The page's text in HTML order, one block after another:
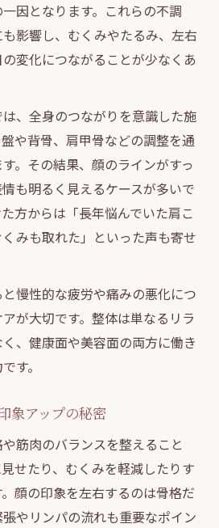
因となります。これらの不調
影響し、むくみやたるみ、左右
変化につながることが少なくあ
、全身のつながりを意識した施
や背骨、肩甲骨などの調整を通
。その結果、顔のラインがすっ
も明るく見えるケースが多いで
方からは「長年悩んでいた肩こ
みも取れた」といった声も寄せ
慢性的な疲労や痛みの悪化につ
が大切です。整体は単なるリラ
、健康面や美容面の両方に働き
す。
象アップの秘密
筋肉のバランスを整えること
せたり、むくみを軽減したりす
顔の印象を左右するのは骨格だ
やリンパの流れも重要なポイン